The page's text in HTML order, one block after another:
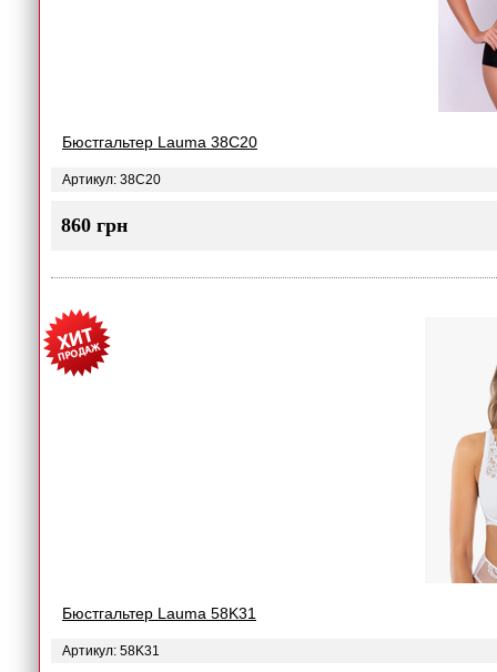
Бюстгальтер Lauma 38C20
Артикул: 38C20
860 грн
Бюстгальтер Lauma 58K31
Артикул: 58K31